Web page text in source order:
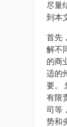
尽量
到本
首先
解不
的商
适的
要。
有限
司等
势和